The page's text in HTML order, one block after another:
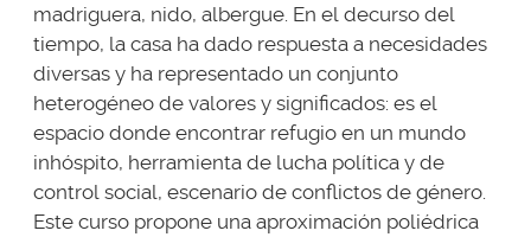
madriguera, nido, albergue. En el decurso del
tiempo, la casa ha dado respuesta a necesidades
diversas y ha representado un conjunto
heterogéneo de valores y significados: es el
espacio donde encontrar refugio en un mundo
inhóspito, herramienta de lucha política y de
control social, escenario de conflictos de género.
Este curso propone una aproximación poliédrica